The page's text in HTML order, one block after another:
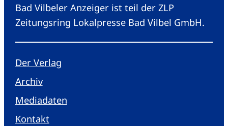
Bad Vilbeler Anzeiger ist teil der ZLP
Zeitungsring Lokalpresse Bad Vilbel GmbH.
Der Verlag
Archiv
Mediadaten
Kontakt